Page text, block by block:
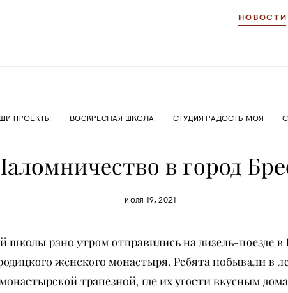
НОВОСТИ
ПРОЕКТЫ ВОСКРЕСНАЯ ШКОЛА СТУДИЯ РАДОСТЬ МОЯ
в город
июля 19, 2021
школы рано утром отправились на дизель-поезде
женского монастыря. Ребята побывали в
трапезной, где их угости вкусным